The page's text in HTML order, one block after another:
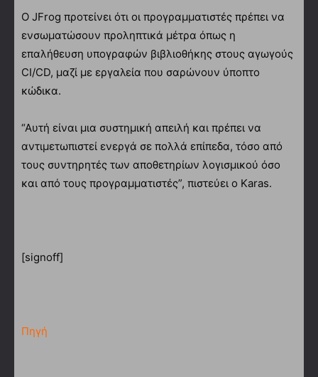
Ο JFrog προτείνει ότι οι προγραμματιστές πρέπει να
ενσωματώσουν προληπτικά μέτρα όπως η
επαλήθευση υπογραφών βιβλιοθήκης στους αγωγούς
CI/CD, μαζί με εργαλεία που σαρώνουν ύποπτο
κώδικα.
“Αυτή είναι μια συστημική απειλή και πρέπει να
αντιμετωπιστεί ενεργά σε πολλά επίπεδα, τόσο από
τους συντηρητές των αποθετηρίων λογισμικού όσο
και από τους προγραμματιστές”, πιστεύει ο Karas.
[signoff]
Πηγή